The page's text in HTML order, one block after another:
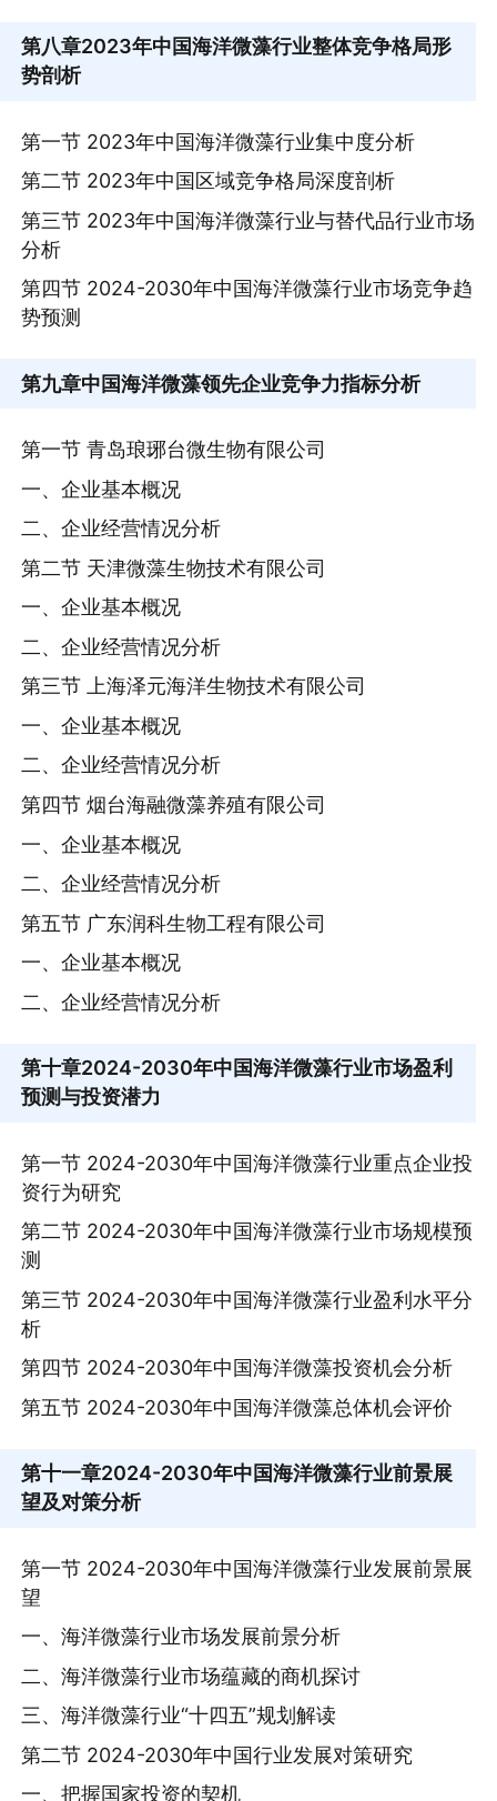
第八章2023年中国海洋微藻行业整体竞争格局形
势剖析
第一节 2023年中国海洋微藻行业集中度分析
第二节 2023年中国区域竞争格局深度剖析
第三节 2023年中国海洋微藻行业与替代品行业市场
分析
第四节 2024-2030年中国海洋微藻行业市场竞争趋
势预测
第九章中国海洋微藻领先企业竞争力指标分析
第一节 青岛琅琊台微生物有限公司
一、企业基本概况
二、企业经营情况分析
第二节 天津微藻生物技术有限公司
一、企业基本概况
二、企业经营情况分析
第三节 上海泽元海洋生物技术有限公司
一、企业基本概况
二、企业经营情况分析
第四节 烟台海融微藻养殖有限公司
一、企业基本概况
二、企业经营情况分析
第五节 广东润科生物工程有限公司
一、企业基本概况
二、企业经营情况分析
第十章2024-2030年中国海洋微藻行业市场盈利
预测与投资潜力
第一节 2024-2030年中国海洋微藻行业重点企业投
资行为研究
第二节 2024-2030年中国海洋微藻行业市场规模预
测
第三节 2024-2030年中国海洋微藻行业盈利水平分
析
第四节 2024-2030年中国海洋微藻投资机会分析
第五节 2024-2030年中国海洋微藻总体机会评价
第十一章2024-2030年中国海洋微藻行业前景展
望及对策分析
第一节 2024-2030年中国海洋微藻行业发展前景展
望
一、海洋微藻行业市场发展前景分析
二、海洋微藻行业市场蕴藏的商机探讨
三、海洋微藻行业“十四五”规划解读
第二节 2024-2030年中国行业发展对策研究
一、把握国家投资的契机